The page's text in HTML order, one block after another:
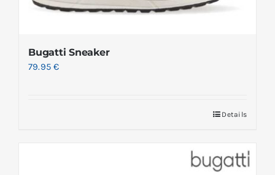
Bugatti Sneaker
79.95€
Details